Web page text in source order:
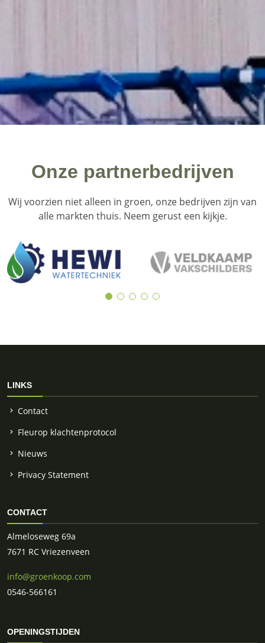
Onze partnerbedrijven
Wij voorzien niet alleen in groen, onze bedrijven zijn van
alle markten thuis. Neem gerust een kijkje.
LINKS
Contact
Fleurop klachtenprotocol
Nieuws
Privacy Statement
CONTACT
Almeloseweg 69a
7671 RC Vriezenveen
info@groenkoop.com
0546-566161
OPENINGSTIJDEN